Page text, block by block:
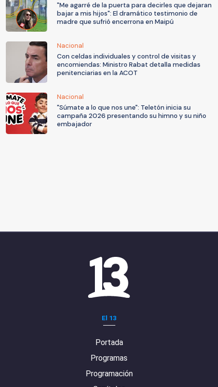
"Me agarré de la puerta para decirles que dejaran
bajar a mis hijos": El dramático testimonio de
madre que sufrió encerrona en Maipú
Nacional
Con celdas individuales y control de visitas y
encomiendas: Ministro Rabat detalla medidas
penitenciarias en la ACOT
Nacional
"Súmate a lo que nos une": Teletón inicia su
campaña 2026 presentando su himno y su niño
embajador
El 13
Portada
Programas
Programación